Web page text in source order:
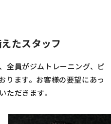
たスタッフ
全員がジムトレーニング、ピ
ります。 お客様の要望にあっ
ただきます。